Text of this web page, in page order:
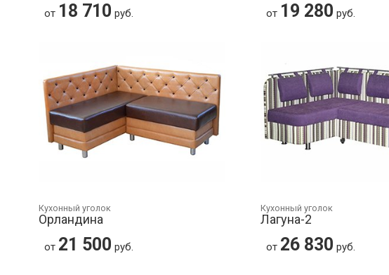
от 18 710 руб. от 19 280 руб.
Кухонный уголок
Орландина
от 21 500 руб.
Кухонный уголок
Лагуна-2
от 26 830 руб.